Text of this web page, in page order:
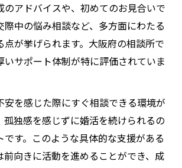
のアドバイスや、初めてのお見合いで
際中の悩み相談など、多方面にわたる
点が挙げられます。大阪府の相談所で
いサポート体制が特に評価されていま
安を感じた際にすぐ相談できる環境が
孤独感を感じずに婚活を続けられるの
です。このような具体的な支援がある
前向きに活動を進めることができ、成